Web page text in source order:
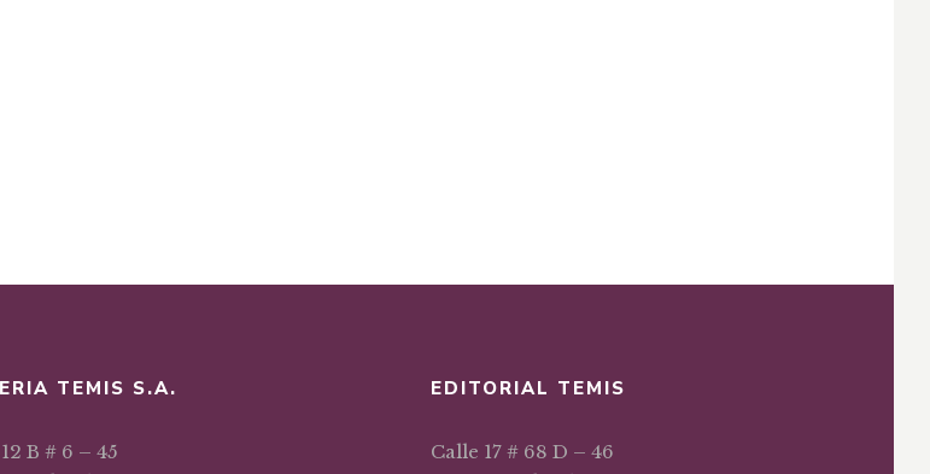
TEMIS S.A.
B # 6 – 45
EDITORIAL TEMIS
Calle 17 # 68 D – 46